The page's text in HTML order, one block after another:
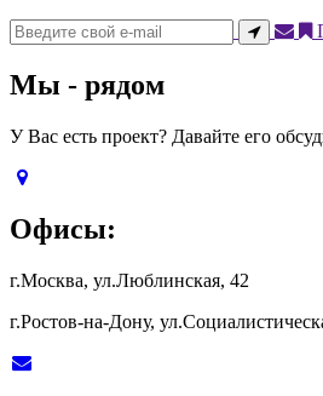
Мы - рядом
У Вас есть проект? Давайте его
Офисы:
г.Москва, ул.Люблинская, 42
г.Ростов-на-Дону,